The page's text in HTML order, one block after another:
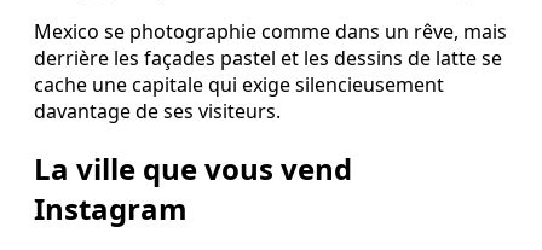
Mexico se photographie comme dans un rêve, mais
derrière les façades pastel et les dessins de latte se
cache une capitale qui exige silencieusement
davantage de ses visiteurs.
La ville que vous vend
Instagram